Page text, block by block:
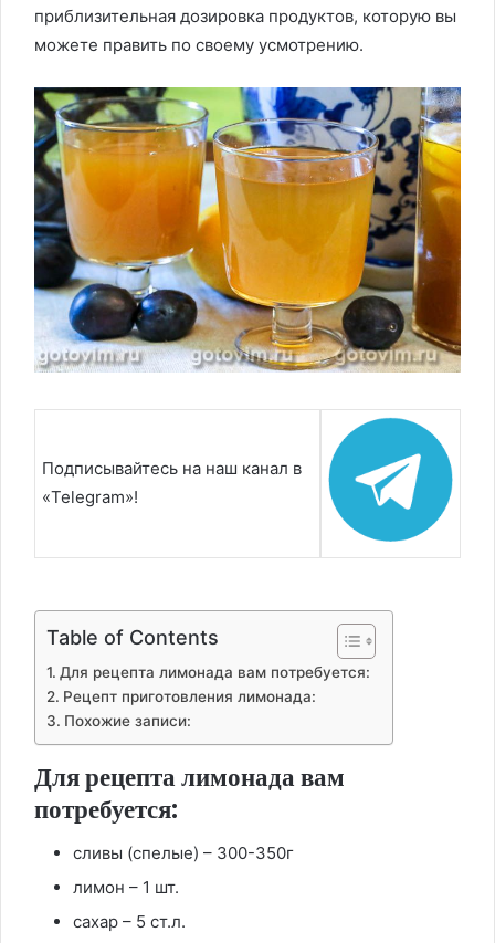
приблизительная дозировка продуктов, которую вы
можете править по своему усмотрению.
Подписывайтесь на наш канал в
«Telegram»!
Table of Contents
Для рецепта лимонада вам потребуется:
Рецепт приготовления лимонада:
Похожие записи:
Для рецепта лимонада вам
потребуется:
сливы (спелые) – 300-350г
лимон – 1 шт.
сахар – 5 ст.л.